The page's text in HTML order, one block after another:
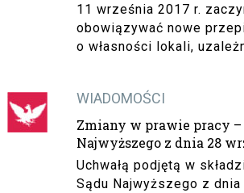
11 września 2017 r.
obowiązywać nowe
o własności lokali,
WIADOMOŚCI
Zmiany w prawie pracy –
Najwyższego z dnia 28
Uchwałą podjętą w
Sądu Najwyższego z